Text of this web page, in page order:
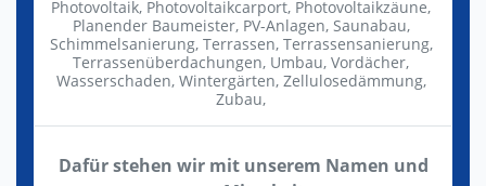
Photovoltaik, Photovoltaikcarport, Photovoltaikzäune,
Planender Baumeister, PV-Anlagen, Saunabau,
Schimmelsanierung, Terrassen, Terrassensanierung,
Terrassenüberdachungen, Umbau, Vordächer,
Wasserschaden, Wintergärten, Zellulosedämmung,
Zubau,
Dafür stehen wir mit unserem Namen und